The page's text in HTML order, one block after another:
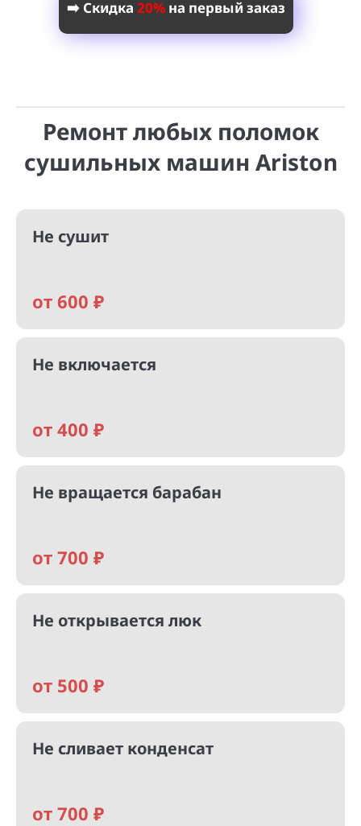
➡️ Скидка 20% на первый заказ
Ремонт любых поломок
сушильных машин Ariston
Не сушит
от 600 ₽
Не включается
от 400 ₽
Не вращается барабан
от 700 ₽
Не открывается люк
от 500 ₽
Не сливает конденсат
от 700 ₽